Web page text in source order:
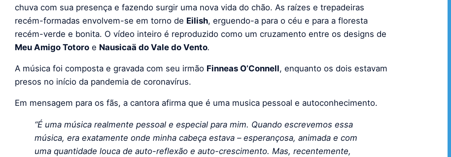
chuva com sua presença e fazendo surgir uma nova vida do chão. As raízes e trepadeiras
recém-formadas envolvem-se em torno de Eilish, erguendo-a para o céu e para a floresta
recém-verde e bonita. O vídeo inteiro é reproduzido como um cruzamento entre os designs de
Meu Amigo Totoro e Nausicaä do Vale do Vento.
A música foi composta e gravada com seu irmão Finneas O’Connell, enquanto os dois estavam
presos no início da pandemia de coronavírus.
Em mensagem para os fãs, a cantora afirma que é uma musica pessoal e autoconhecimento.
“É uma música realmente pessoal e especial para mim. Quando escrevemos essa
música, era exatamente onde minha cabeça estava – esperançosa, animada e com
uma quantidade louca de auto-reflexão e auto-crescimento. Mas, recentemente,